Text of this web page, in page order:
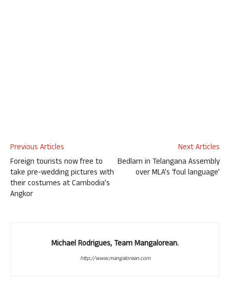
Previous Articles
Foreign tourists now free to
take pre-wedding pictures with
their costumes at Cambodia’s
Angkor
Next Articles
Bedlam in Telangana Assembly
over MLA’s ‘foul language’
Michael Rodrigues, Team Mangalorean.
http://www.mangalorean.com